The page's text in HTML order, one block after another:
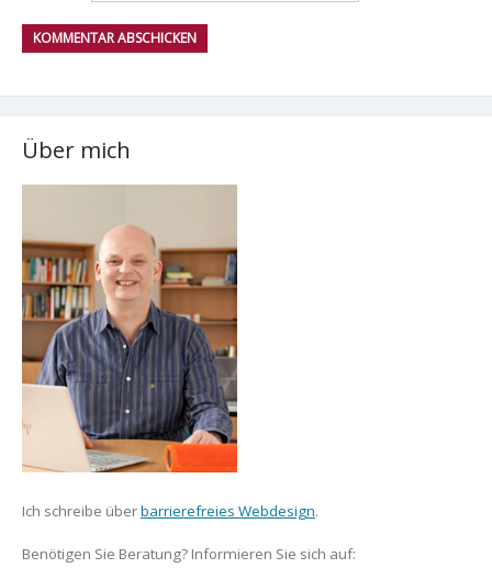
Über mich
Ich schreibe überbarrierefreies Webdesign.
Benötigen Sie Beratung? Informieren Sie sich auf: